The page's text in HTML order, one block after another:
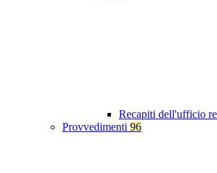
Recapiti dell'ufficio
Provvedimenti 96